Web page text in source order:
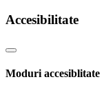
Accesibilitate
Moduri accesiblitate